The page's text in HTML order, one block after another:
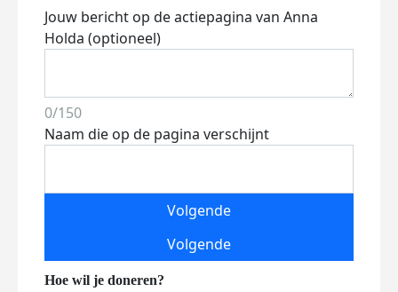
Jouw bericht op de actiepagina van Anna
Holda (optioneel)
0/150
Naam die op de pagina verschijnt
Volgende
Volgende